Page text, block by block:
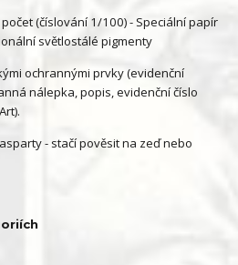
(číslování 1/100) - Speciální papír
světlostálé pigmenty
ochrannými prvky (evidenční
nálepka, popis, evidenční číslo
- stačí pověsit na zeď nebo